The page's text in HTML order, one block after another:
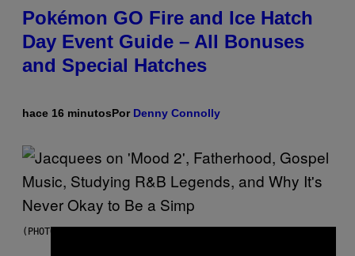
Pokémon GO Fire and Ice Hatch
Day Event Guide – All Bonuses
and Special Hatches
hace 16 minutosPor Denny Connolly
(PHOTO VIA CAM KIRK)